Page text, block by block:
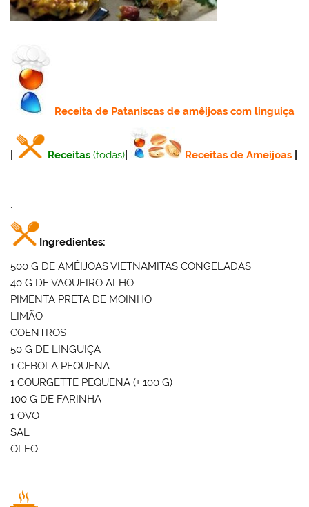
Receitade Pataniscas de amêijoas com linguiça
Receitas (todas) Receitas de Ameijoas
.
Ingredientes:
500 G DE AMÊIJOAS VIETNAMITAS CONGELADAS
40 G DE VAQUEIRO ALHO
PIMENTA PRETA DE MOINHO
LIMÃO
COENTROS
50 G DE LINGUIÇA
1 CEBOLA PEQUENA
1 COURGETTE PEQUENA (+ 100 G)
100 G DE FARINHA
1 OVO
SAL
ÓLEO